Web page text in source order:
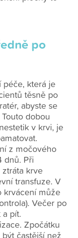
po
která je
těsně po
abyste se
dobou
v krvi, je
z močového
dnů. Při
krve
transfuze. V
krvácení může
Večer po
pít.
Zpočátku
častější než